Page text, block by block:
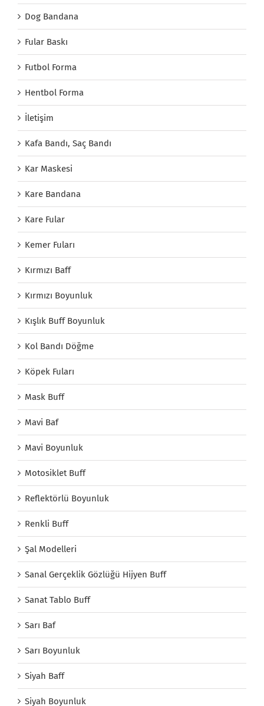
Dog Bandana
Fular Baskı
Futbol Forma
Hentbol Forma
İletişim
Kafa Bandı, Saç Bandı
Kar Maskesi
Kare Bandana
Kare Fular
Kemer Fuları
Kırmızı Baff
Kırmızı Boyunluk
Kışlık Buff Boyunluk
Kol Bandı Döğme
Köpek Fuları
Mask Buff
Mavi Baf
Mavi Boyunluk
Motosiklet Buff
Reflektörlü Boyunluk
Renkli Buff
Şal Modelleri
Sanal Gerçeklik Gözlüğü Hijyen Buff
Sanat Tablo Buff
Sarı Baf
Sarı Boyunluk
Siyah Baff
Siyah Boyunluk